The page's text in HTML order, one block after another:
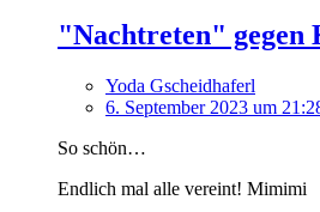
"Nachtreten" gegen
Yoda Gscheidhaferl
6. September 2023 um
So schön…
Endlich mal alle vereint! Mimimi